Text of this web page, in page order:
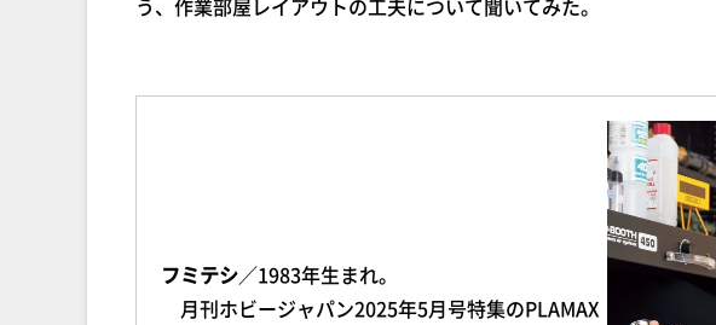
う、作業部屋レイアウトの工夫について聞いてみた。
フミテシ／1983年生まれ。
月刊ホビージャパン2025年5月号特集のPLAMAX